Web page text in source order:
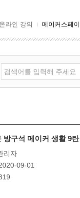
온라인 강의 메이커스페
방구석 메이커 생활 9
리자
09-01